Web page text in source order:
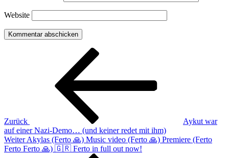
Website
Beitragsnavigation
Zurück
Aykut war
auf einer Nazi-Demo… (und keiner redet mit ihm)
Nächster
Beitrag
Weiter Akylas (Ferto 🙏) Music video (Ferto 🙏) Premiere (Ferto
Ferto Ferto 🙏) 🇬🇷 Ferto in full out now!